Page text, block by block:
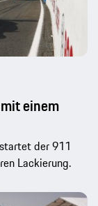
einem
der 911
Lackierung.